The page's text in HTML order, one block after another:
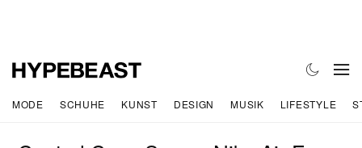
MODE SCHUHE KUNST DESIGN MUSIK LIFESTYLE